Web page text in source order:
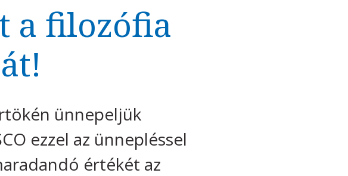
a filozófia
ünnepeljük
ezzel az ünnepléssel
értékét az